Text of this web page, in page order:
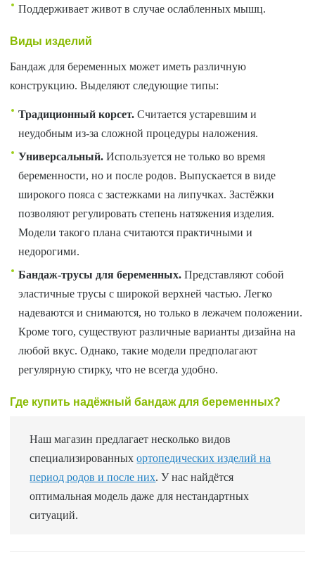
Поддерживает живот в случае ослабленных мышц.
Виды изделий
Бандаж для беременных может иметь различную
конструкцию. Выделяют следующие типы:
Традиционный корсет.Считается устаревшим и
неудобным из-за сложной процедуры наложения.
Универсальный.Используется не только во время
беременности, но и после родов. Выпускается в виде
широкого пояса с застежками на липучках. Застёжки
позволяют регулировать степень натяжения изделия.
Модели такого плана считаются практичными и
недорогими.
Бандаж-трусы для беременных.Представляют собой
эластичные трусы с широкой верхней частью. Легко
надеваются и снимаются, но только в лежачем положении.
Кроме того, существуют различные варианты дизайна на
любой вкус. Однако, такие модели предполагают
регулярную стирку, что не всегда удобно.
Где купить надёжный бандаж для беременных?
Наш магазин предлагает несколько видов
специализированныхортопедических изделий на
период родов и после них. У нас найдётся
оптимальная модель даже для нестандартных
ситуаций.